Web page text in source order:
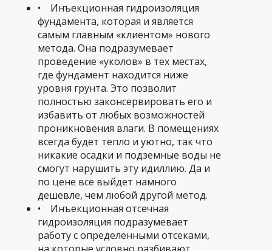
• Инъекционная гидроизоляция
фундамента, которая и является
самым главным «клиентом» нового
метода. Она подразумевает
проведение «уколов» в тех местах,
где фундамент находится ниже
уровня грунта. Это позволит
полностью законсервировать его и
избавить от любых возможностей
проникновения влаги. В помещениях
всегда будет тепло и уютно, так что
никакие осадки и подземные воды не
смогут нарушить эту идиллию. Да и
по цене все выйдет намного
дешевле, чем любой другой метод.
• Инъекционная отсечная
гидроизоляция подразумевает
работу с определенными отсеками,